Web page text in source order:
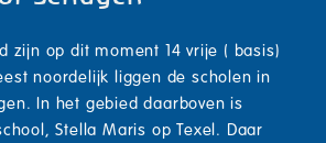
zijn op dit moment 14 vrije ( basis)
noordelijk liggen de scholen in
In het gebied daarboven is
Stella Maris op Texel. Daar